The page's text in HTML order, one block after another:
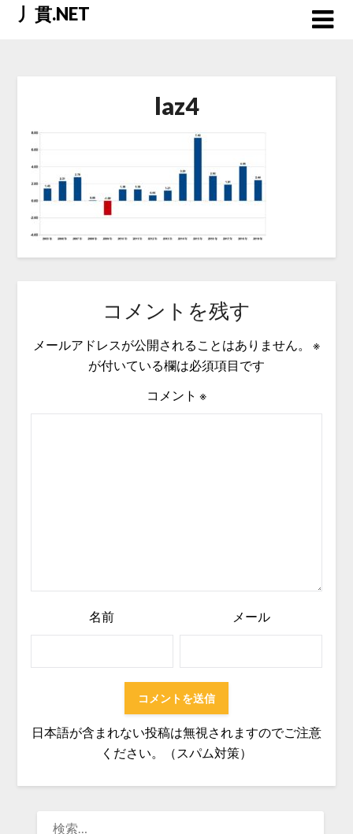
Skip丿貫.NET
laz4
コメントを残す
メールアドレスが公開されることはありません。
※
が付いている欄は必須項目です
コメント ※
名前 メール
日本語が含まれない投稿は無視されますのでご注意
ください。（スパム対策）